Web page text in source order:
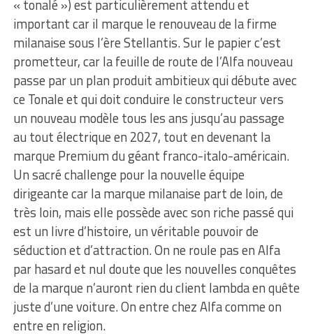
« tonalé ») est particulièrement attendu et
important car il marque le renouveau de la firme
milanaise sous l’ère Stellantis. Sur le papier c’est
prometteur, car la feuille de route de l’Alfa nouveau
passe par un plan produit ambitieux qui débute avec
ce Tonale et qui doit conduire le constructeur vers
un nouveau modèle tous les ans jusqu’au passage
au tout électrique en 2027, tout en devenant la
marque Premium du géant franco-italo-américain.
Un sacré challenge pour la nouvelle équipe
dirigeante car la marque milanaise part de loin, de
très loin, mais elle possède avec son riche passé qui
est un livre d’histoire, un véritable pouvoir de
séduction et d’attraction. On ne roule pas en Alfa
par hasard et nul doute que les nouvelles conquêtes
de la marque n’auront rien du client lambda en quête
juste d’une voiture. On entre chez Alfa comme on
entre en religion.